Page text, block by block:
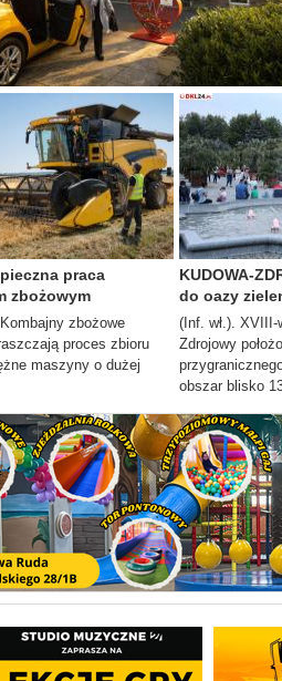
praca
zbożowym
zbożowe
proces zbioru
maszyny o dużej
KUDOWA-
do oazy
(Inf. wł.).
Zdrojowy
obszar blisko